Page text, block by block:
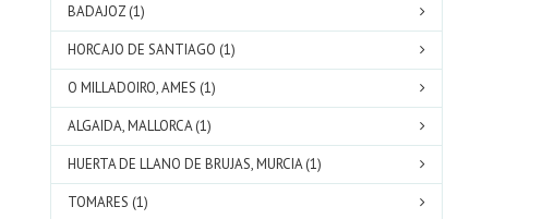
BADAJOZ (1)
HORCAJO DE SANTIAGO (1)
O MILLADOIRO, AMES (1)
ALGAIDA, MALLORCA (1)
HUERTA DE LLANO DE BRUJAS, MURCIA (1)
TOMARES (1)